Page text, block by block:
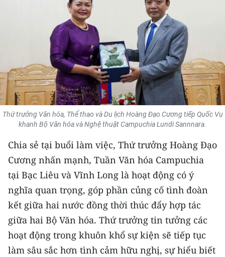
KHOA HỌC - CÔNG NGHỆ
MÔI TRƯỜNG
BẠN ĐỌC
KIỂM CHỨNG THÔNG TIN
TRI THỨC CHUYÊN SÂU
54 DÂN TỘC VIỆT NAM
CHƯƠNG TRÌNH OCOP - MỖI XÃ
MỘT SẢN PHẨM
RADIO
MEDIA CENTER
Thứ trưởng Văn hóa, Thể thao và Du lịch Hoàng Đạo Cương tiếp Quốc Vụ
khanh Bộ Văn hóa và Nghệ thuật Campuchia Lundi Sannnara.
Chia sẻ tại buổi làm việc, Thứ trưởng Hoàng Đạo
Cương nhấn mạnh, Tuần Văn hóa Campuchia
tại Bạc Liêu và Vĩnh Long là hoạt động có ý
nghĩa quan trọng, góp phần củng cố tình đoàn
kết giữa hai nước đồng thời thúc đẩy hợp tác
giữa hai Bộ Văn hóa. Thứ trưởng tin tưởng các
hoạt động trong khuôn khổ sự kiện sẽ tiếp tục
làm sâu sắc hơn tình cảm hữu nghị, sự hiểu biết